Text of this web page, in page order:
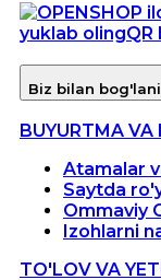
yuklab olingQR
Biz bilan
BUYURTMA VA
Atamalar
Saytda
Ommaviy
Izohlarni
TO'LOV VA